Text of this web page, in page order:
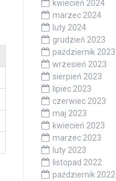
kwiecień 2024
marzec 2024
luty 2024
grudzień 2023
październik 2023
wrzesień 2023
sierpień 2023
lipiec 2023
czerwiec 2023
maj 2023
kwiecień 2023
marzec 2023
luty 2023
listopad 2022
październik 2022